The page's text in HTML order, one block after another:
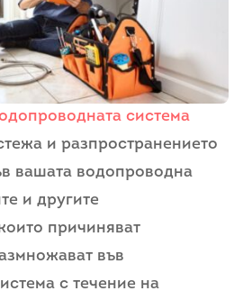
система
и разпространението
вашата водопроводна
и другите
причиняват
във
с течение на